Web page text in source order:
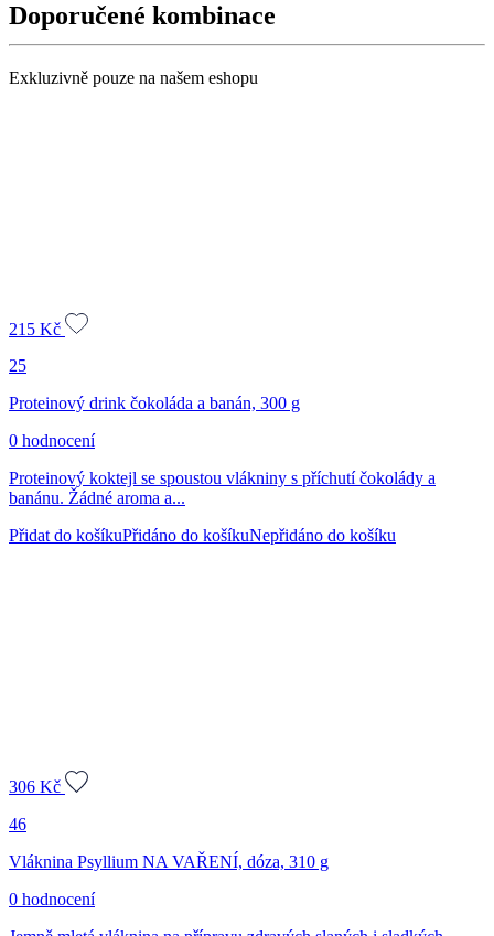
Doporučené kombinace
Exkluzivně pouze na našem eshopu
215 Kč
25
Proteinový drink čokoláda a banán, 300 g
0 hodnocení
Proteinový koktejl se spoustou vlákniny s příchutí čokolády a
banánu. Žádné aroma a...
Přidat do košíkuPřidáno do košíkuNepřidáno do košíku
306 Kč
46
Vláknina Psyllium NA VAŘENÍ, dóza, 310 g
0 hodnocení